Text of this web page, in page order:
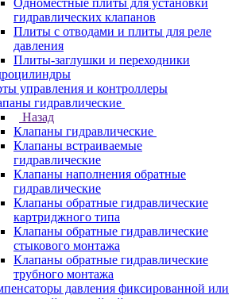
Одноместные плиты для установки
гидравлических клапанов
Плиты с отводами и плиты для реле
давления
Плиты-заглушки и переходники
управления и контроллеры
гидравлические
Назад
Клапаны гидравлические
Клапаны встраиваемые
гидравлические
Клапаны наполнения обратные
гидравлические
Клапаны обратные гидравлические
картриджного типа
Клапаны обратные гидравлические
стыкового монтажа
Клапаны обратные гидравлические
трубного монтажа
давления фиксированной или